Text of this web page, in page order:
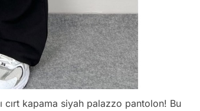
cırt kapama siyah palazzo pantolon! Bu